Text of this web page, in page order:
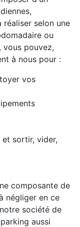
selon une
ou
vous pouvez,
à nous pour :
vos
sortir, vider,
composante de
négliger en ce
société de
aussi